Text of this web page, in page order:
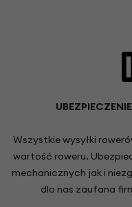
Wszystkie wysyłki
wartość roweru.
mechanicznych jak i
dla nas zaufana